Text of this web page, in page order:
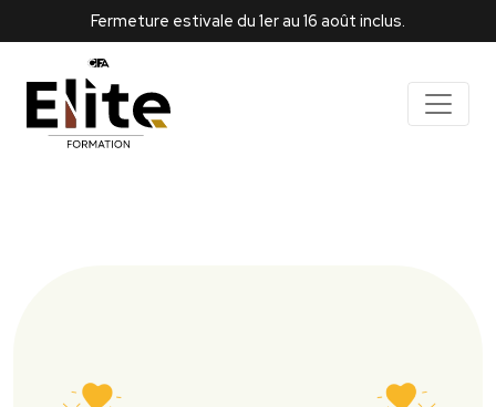
Fermeture estivale du 1er au 16 août inclus.